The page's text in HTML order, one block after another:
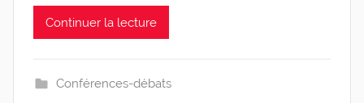
Continuer la lecture
Conférences-débats